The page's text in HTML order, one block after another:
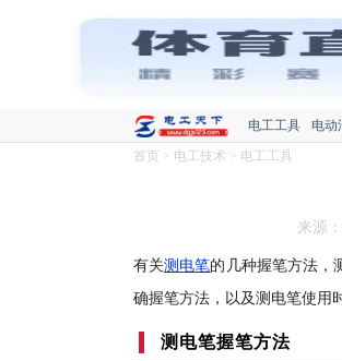
电工工具 电动
首页 > 电工技术 > 电工工具
来源
有关测电笔的几种握笔方法，
确握笔方法，以及测电笔使用
测电笔握笔方法